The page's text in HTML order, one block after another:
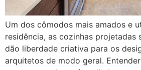
Um dos cômodos mais amados e
residência, as cozinhas projetadas
dão liberdade criativa para os
arquitetos de modo geral.